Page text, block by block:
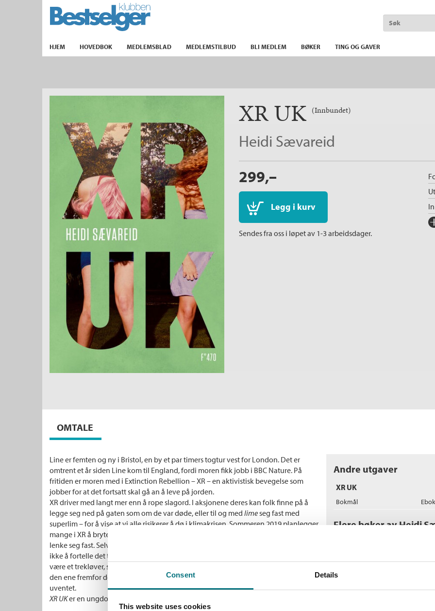
Consent Details
This website uses cookies
TIL FORSIDEN
HJEM HOVEDBOK MEDLEMSBLAD MEDLEMSTILBUD BLI MEDLEM BØKER TING OG GAVER
XR UK (Innbundet)
Heidi Sævareid
299,–
Legg i kurv
Sendes fra oss i løpet av 1-3 arbeidsdager.
OMTALE
Line er femten og ny i Bristol, en by et par timers togtur vest for London. Det er
omtrent et år siden Line kom til England, fordi moren fikk jobb i BBC Nature. På
fritiden er moren med i Extinction Rebellion – XR – en aktivistisk bevegelse som
jobber for at det fortsatt skal gå an å leve på jorden.
XR driver med langt mer enn å rope slagord. I aksjonene deres kan folk finne på å
legge seg ned på gaten som om de var døde, eller til og med lime seg fast med
superlim – for å vise at vi alle risikerer å dø i klimakrisen. Sommeren 2019 planlegger
mange i XR å bryte loven. Da skal de stenge flere gater i Bristol, bygge barrikader og
lenke seg fast. Selv om Line er redd for at moren skal bli med på noe ulovlig, tør hun
ikke å fortelle det til bestevenninnene sine, Polly og Lexi. Det er ikke alltid lett å
være et trekløver, særlig ikke når Polly blir sjalu eller når Lexi ser ut til å foretrekke
den ene fremfor den andre. Men sammen med Lexi skjer det alltid noe, og ofte noe
uventet.
XR UKer en ungdomsroman om politisk aktivisme, vennskap og utenforskap.
Andre utgaver
XR UK
Bokmål Ebok
Flere bøker av Heidi